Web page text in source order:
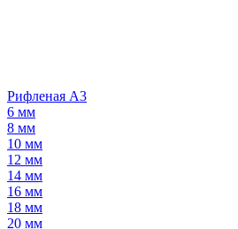
Рифленая А3
6 мм
8 мм
10 мм
12 мм
14 мм
16 мм
18 мм
20 мм